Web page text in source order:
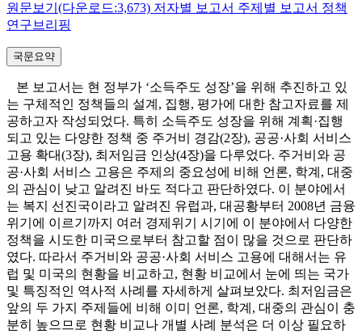
원문보기(다운로드:3,673) 저자별 보고서 주제별 보고서 정책
연구브리핑
국문요약
본 보고서는 현 정부가 ‘소득주도 성장’을 위해 추진하고 있
는 구체적인 정책들의 설계, 집행, 평가에 대한 참고자료를 제
공하고자 작성되었다. 특히 소득주도 성장을 위해 계획·집행
되고 있는 다양한 정책 중 주거비 경감(2장), 공공·사회 서비스
고용 확대(3장), 최저임금 인상(4장)을 다루었다. 주거비와 공
공·사회 서비스 고용은 주제의 중요성에 비해 언론, 학계, 대중
의 관심이 낮고 알려진 바도 적다고 판단하였다. 이 분야에서
는 복지 선진국이라고 알려진 유럽과, 대공황부터 2008년 금융
위기에 이르기까지 여러 경제위기 시기에 이 분야에서 다양한
정책을 시도한 미국으로부터 참고할 점이 많을 것으로 판단하
였다. 따라서 주거비와 공공·사회 서비스 고용에 대해서는 유
럽 및 미국의 현황을 비교하고, 현황 비교에서 눈에 띄는 국가
및 특징적인 역사적 사례를 자세하게 살펴보았다. 최저임금은
앞의 두 가지 주제들에 비해 이미 언론, 학계, 대중의 관심이 충
분히 높으므로 현황 비교나 개별 사례 분석은 더 이상 필요하